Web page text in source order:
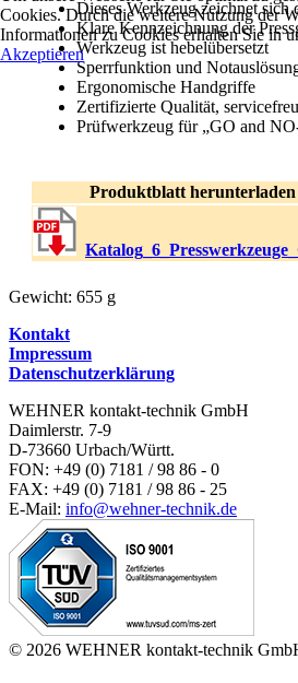
Dieses Werkzeug zeichnet sich
Klare Kennzeichnung der
Werkzeug ist hebelübersetzt
Sperrfunktion und
Ergonomische Handgriffe
Zertifizierte Qualität,
Prüfwerkzeug für „GO and
Produktblatt herunterladen
Gewicht: 655 g
Kontakt
Impressum
Datenschutzerklärung
WEHNER kontakt-technik GmbH
Daimlerstr. 7-9
D-73660 Urbach/Württ.
FON: +49 (0) 7181 / 98 86 - 0
FAX: +49 (0) 7181 / 98 86 - 25
E-Mail: info@wehner-technik.de
© 2026 WEHNER kontakt-technik
Cookies. Durch die weitere Nutzung der
Informationen zu Cookies erhalten Sie in
Akzeptieren